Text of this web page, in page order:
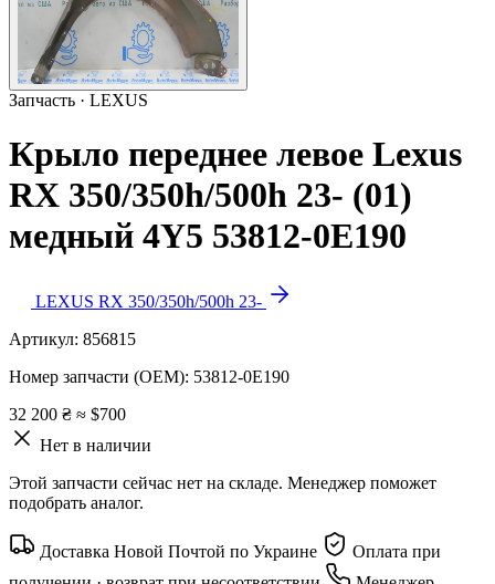
Запчасть · LEXUS
Крыло переднее левое Lexus
RX 350/350h/500h 23- (01)
медный 4Y5 53812-0E190
LEXUS RX 350/350h/500h 23-
Артикул: 856815
Номер запчасти (OEM): 53812-0E190
32 200 ₴ ≈ $700
Нет в наличии
Этой запчасти сейчас нет на складе. Менеджер поможет
подобрать аналог.
Доставка Новой Почтой по Украине
Оплата при